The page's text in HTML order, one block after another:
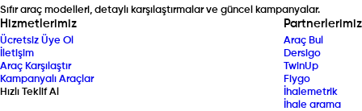
Sıfır araç modelleri, detaylı karşılaştırmalar ve güncel kampanyalar.
Hizmetlerimiz
Ücretsiz Üye Ol
İletişim
Araç Karşılaştır
Kampanyalı Araçlar
Hızlı Teklif Al
Partnerlerimiz
Araç Bul
Dersigo
TwinUp
Fiygo
İhalemetrik
İhale arama